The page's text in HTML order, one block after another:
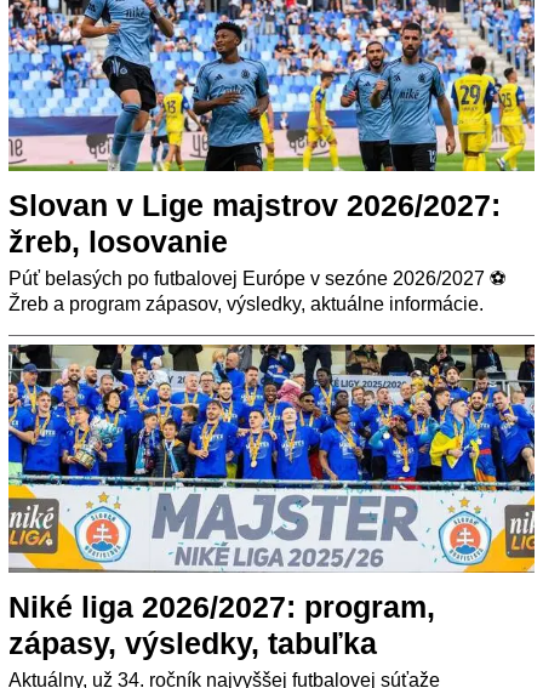
Slovan v Lige majstrov 2026/2027:
žreb, losovanie
Púť belasých po futbalovej Európe v sezóne 2026/2027 ⚽
Žreb a program zápasov, výsledky, aktuálne informácie.
Niké liga 2026/2027: program,
zápasy, výsledky, tabuľka
Aktuálny, už 34. ročník najvyššej futbalovej súťaže